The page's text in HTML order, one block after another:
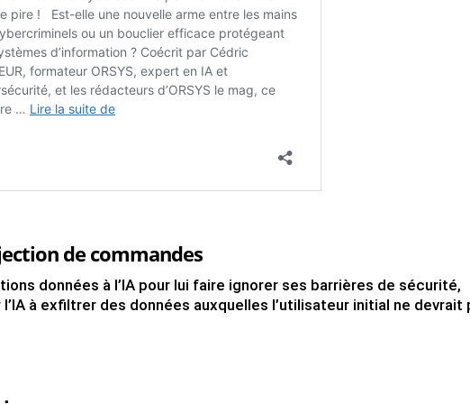
de commandes
données à l’IA pour lui faire ignorer ses barrières de sécurité,
à exfiltrer des données auxquelles l’utilisateur initial ne devrait